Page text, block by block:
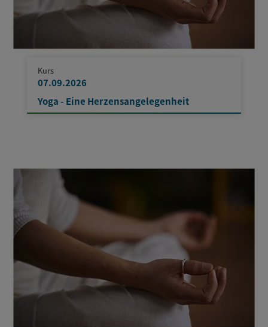
Kurs
07.09.2026
Yoga - Eine Herzensangelegenheit